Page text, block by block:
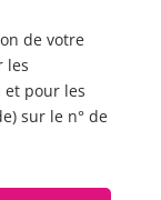
de votre
les
et pour les
sur le n° de